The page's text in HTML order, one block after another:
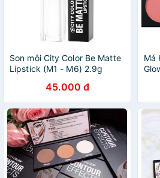
Son môi City Color Be Matte
Lipstick (M1 - M6) 2.9g
45.000 đ
Má